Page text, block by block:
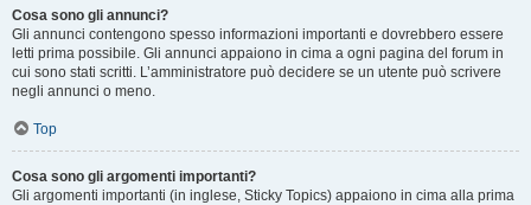
Cosa sono gli annunci?
Gli annunci contengono spesso informazioni importanti e dovrebbero essere
letti prima possibile. Gli annunci appaiono in cima a ogni pagina del forum in
cui sono stati scritti. L’amministratore può decidere se un utente può scrivere
negli annunci o meno.
Top
Cosa sono gli argomenti importanti?
Gli argomenti importanti (in inglese, Sticky Topics) appaiono in cima alla prima